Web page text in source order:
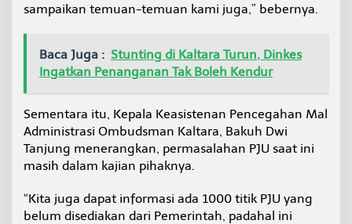
sampaikan temuan-temuan kami juga,” bebernya.
Baca Juga : Stunting di Kaltara Turun, Dinkes
Ingatkan Penanganan Tak Boleh Kendur
Sementara itu, Kepala Keasistenan Pencegahan Mal
Administrasi Ombudsman Kaltara, Bakuh Dwi
Tanjung menerangkan, permasalahan PJU saat ini
masih dalam kajian pihaknya.
“Kita juga dapat informasi ada 1000 titik PJU yang
belum disediakan dari Pemerintah, padahal ini